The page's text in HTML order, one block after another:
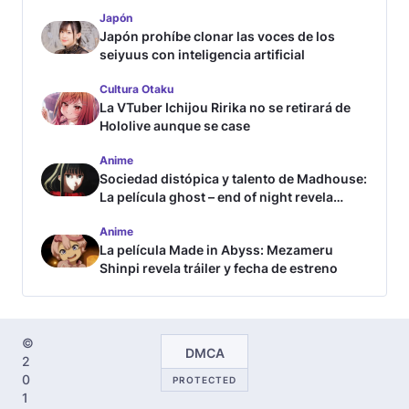
Japón
Japón prohíbe clonar las voces de los
seiyuus con inteligencia artificial
Cultura Otaku
La VTuber Ichijou Ririka no se retirará de
Hololive aunque se case
Anime
Sociedad distópica y talento de Madhouse:
La película ghost – end of night revela
Anime
La película Made in Abyss: Mezameru
Shinpi revela tráiler y fecha de estreno
©
2
0
1
DMCA
PROTECTED